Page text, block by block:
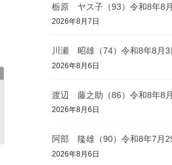
栃原 ヤス子（93）令和8年8
2026年8月7日
川瀬 昭雄（74）令和8年8月
2026年8月6日
渡辺 藤之助（86）令和8年8
2026年8月6日
阿部 隆雄（90）令和8年7月
2026年8月6日